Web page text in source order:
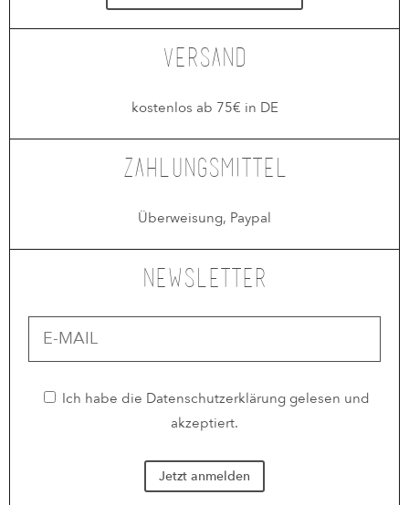
Versand
kostenlos ab 75€ in DE
Zahlungsmittel
Überweisung, Paypal
Newsletter
Ich habe die Datenschutzerklärunggelesen und
akzeptiert.